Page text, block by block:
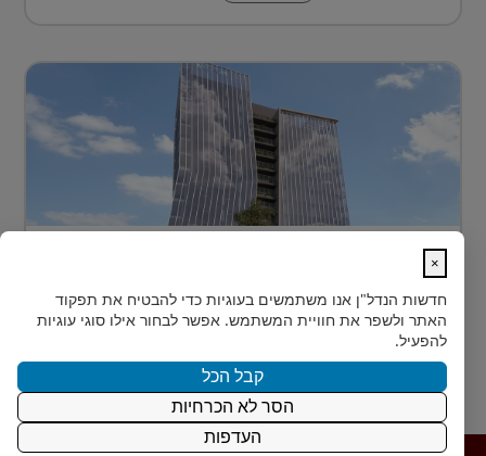
MEDIPORT תל השומר - נבנה לפרוץ דרך אל המחר
בעולם הרפואה של המאה ה-21, קצב החדשנות אינו
מאפשר מנ...
15.12.2024 קרא עוד
×
חדשות הנדל"ן אנו משתמשים בעוגיות כדי להבטיח את תפקוד
האתר ולשפר את חוויית המשתמש. אפשר לבחור אילו סוגי עוגיות
להפעיל.
קבל הכל
הסר לא הכרחיות
העדפות